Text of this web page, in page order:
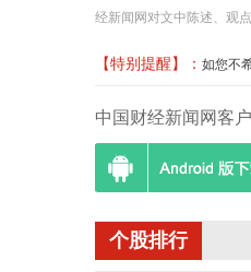
经新闻网对文中陈述、观
【特别提醒】： 如您不
中国财经新闻网客
个股排行